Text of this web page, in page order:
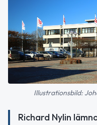
Illustrationsbild:
Richard Nylin